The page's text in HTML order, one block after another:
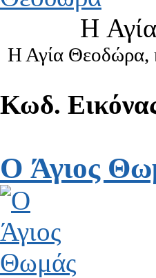
H
Η Αγία Θεοδώρα,
Κωδ.
O Άγιος